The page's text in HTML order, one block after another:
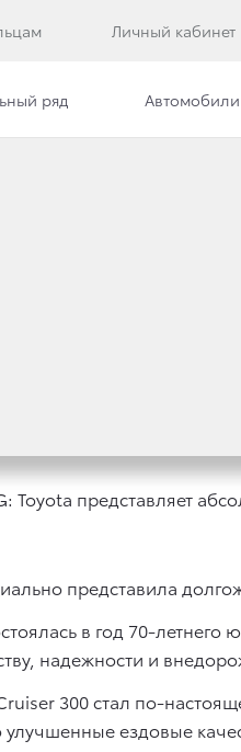
Личный кабинет
ряд
представила
в год 70-летнего
надежности и
300 стал по-
улучшенные ездовые